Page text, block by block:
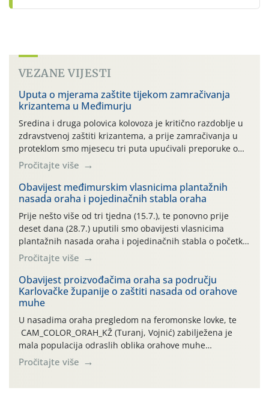
VEZANE VIJESTI
Uputa o mjerama zaštite tijekom zamračivanja
krizantema u Međimurju
Sredina i druga polovica kolovoza je kritično razdoblje u
zdravstvenoj zaštiti krizantema, a prije zamračivanja u
proteklom smo mjesecu tri puta upućivali preporuke o
preventivnim mjerama zaštite krizantema od najčešćih
uzročnika bolesti, štetnika i fito-fagnih grinja (23.7., 14.7.,
06.7.)! Na početku ovog mjeseca je zabilježeno je
povijesno i ekstremno vruće meteorološko razdoblje, uz
najviše temperature […]
Pročitajte više
Obavijest međimurskim vlasnicima plantažnih
nasada oraha i pojedinačnih stabla oraha
Prije nešto više od tri tjedna (15.7.), te ponovno prije
deset dana (28.7.) uputili smo obavijesti vlasnicima
plantažnih nasada oraha i pojedinačnih stabla o početku
leta i ovogodišnjoj potrebi usmjerenog suzbijanja
orahove muhe (Rhagoletis completa)! Već dvanaest dana
traje drugi ovogodišnji “toplinski udar”, koji naročito
izražen zadnja šest dana (31.7.-05.8.), jer najviše
temperature zraka svakodnevno […]
Pročitajte više
Obavijest proizvođačima oraha sa području
Karlovačke županije o zaštiti nasada od orahove
muhe
U nasadima oraha pregledom na feromonske lovke, te
CAM_COLOR_ORAH_KŽ (Turanj, Vojnić) zabilježena je
mala populacija odraslih oblika orahove muhe
(Rhagoletis completa). Niska brojnost može se objasniti
činjenicom da je riječ o mladim nasadima s vrlo malim
Pročitajte više